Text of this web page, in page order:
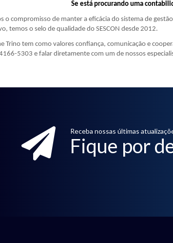
Se está procurando uma
o compromisso de manter a eficácia do sistema de
temos o selo de qualidade do SESCON desde 2012.
Trino tem como valores confiança, comunicação e
5303 e falar diretamente com um de nossos
Receba nossas últimas
Fique por